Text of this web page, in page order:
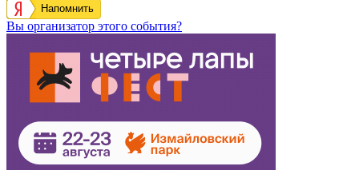
Напомнить
Вы организатор этого события?